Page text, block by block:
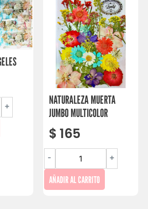
+
NATURALEZA MUERTA
JUMBO MULTICOLOR
$ 165
- +
AÑADIR AL CARRITO